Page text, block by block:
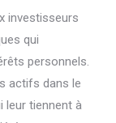
investisseurs
qui
personnels.
actifs dans le
leur tiennent à